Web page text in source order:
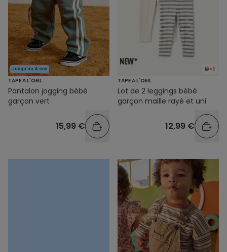
Jusqu'au 4 ans
TAPE A L'OEIL
Pantalon jogging bébé
garçon vert
15,99 €
+1
TAPE A L'OEIL
Lot de 2 leggings bébé
garçon maille rayé et uni
12,99 €